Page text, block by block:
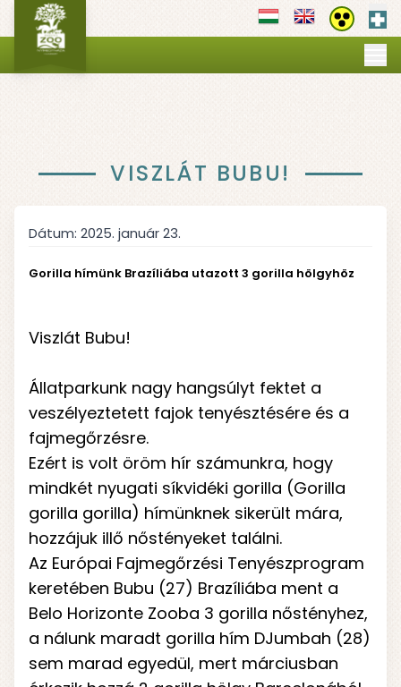
MI VILÁGUNK
OKTATÁS ▼
SZOLGÁLTATÁSOK
GALÉRIA
TÉRKÉP
VISZLÁT BUBU!
Dátum: 2025. január 23.
Gorilla hímünk Brazíliába utazott 3 gorilla hölgyhöz
Viszlát Bubu!
Állatparkunk nagy hangsúlyt fektet a
veszélyeztetett fajok tenyésztésére és a
fajmegőrzésre.
Ezért is volt öröm hír számunkra, hogy
mindkét nyugati síkvidéki gorilla (Gorilla
gorilla gorilla) hímünknek sikerült mára,
hozzájuk illő nőstényeket találni.
Az Európai Fajmegőrzési Tenyészprogram
keretében Bubu (27) Brazíliába ment a
Belo Horizonte Zooba 3 gorilla nőstényhez,
a nálunk maradt gorilla hím DJumbah (28)
sem marad egyedül, mert márciusban